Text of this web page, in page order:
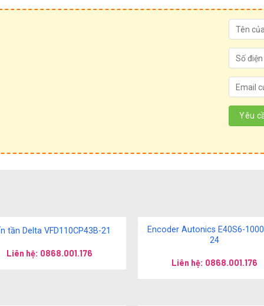
tần Delta VFD110CP43B-21
Liên hệ: 0868.001.176
Encoder Autonics E40S6-
24
Liên hệ: 0868.001.176